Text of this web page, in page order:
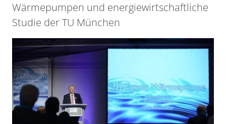
Wärmepumpen und energiewirtschaftliche
Studie der TU München